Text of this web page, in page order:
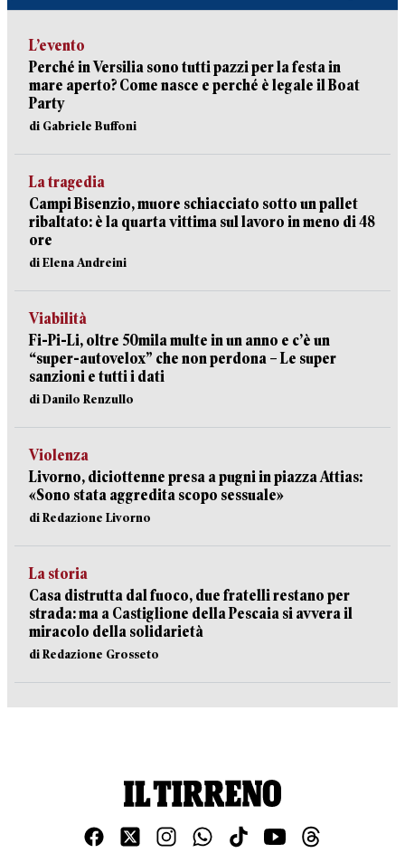
L’evento
Perché in Versilia sono tutti pazzi per la festa in
mare aperto? Come nasce e perché è legale il Boat
Party
di Gabriele Buffoni
La tragedia
Campi Bisenzio, muore schiacciato sotto un pallet
ribaltato: è la quarta vittima sul lavoro in meno di 48
ore
di Elena Andreini
Viabilità
Fi-Pi-Li, oltre 50mila multe in un anno e c’è un
“super-autovelox” che non perdona – Le super
sanzioni e tutti i dati
di Danilo Renzullo
Violenza
Livorno, diciottenne presa a pugni in piazza Attias:
«Sono stata aggredita scopo sessuale»
di Redazione Livorno
La storia
Casa distrutta dal fuoco, due fratelli restano per
strada: ma a Castiglione della Pescaia si avvera il
miracolo della solidarietà
di Redazione Grosseto